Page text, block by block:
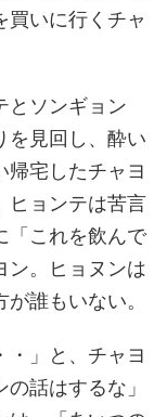
買いに行くチャ
とソンギョン
を見回し、酔い
宅したチャヨ
ヒョンテは苦言
「これを飲んで
ン。ヒョヌンは
誰もいない。
」と、チャヨ
話はするな」